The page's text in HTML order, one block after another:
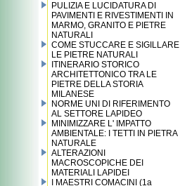
PULIZIA E LUCIDATURA DI
PAVIMENTI E RIVESTIMENTI IN
MARMO, GRANITO E PIETRE
NATURALI
COME STUCCARE E SIGILLARE
LE PIETRE NATURALI
ITINERARIO STORICO
ARCHITETTONICO TRA LE
PIETRE DELLA STORIA
MILANESE
NORME UNI DI RIFERIMENTO
AL SETTORE LAPIDEO
MINIMIZZARE L' IMPATTO
AMBIENTALE: I TETTI IN PIETRA
NATURALE
ALTERAZIONI
MACROSCOPICHE DEI
MATERIALI LAPIDEI
I MAESTRI COMACINI (1a